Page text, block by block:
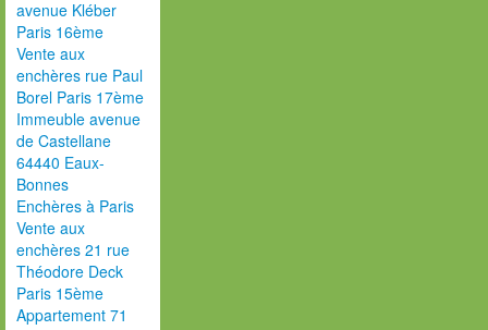
avenue Kléber
Paris 16ème
Vente aux
enchères rue Paul
Borel Paris 17ème
Immeuble avenue
de Castellane
64440 Eaux-
Bonnes
Enchères à Paris
Vente aux
enchères 21 rue
Théodore Deck
Paris 15ème
Appartement 71